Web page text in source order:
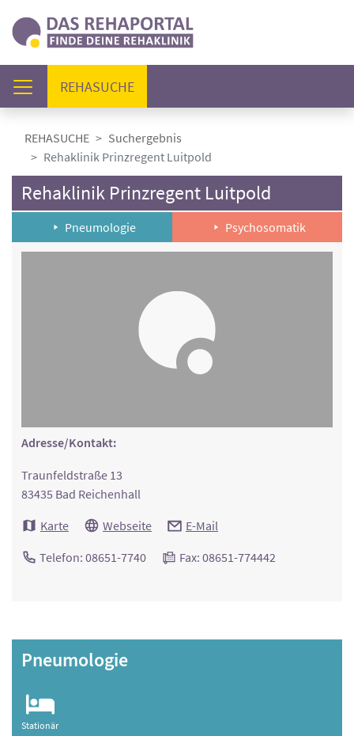
REHASUCHE(AKTUELL)
REHASUCHE
Suchergebnis
Rehaklinik Prinzregent Luitpold
Rehaklinik Prinzregent Luitpold
Pneumologie Psychosomatik
Adresse/Kontakt:
Traunfeldstraße 13
83435 Bad Reichenhall
Karte
Webseite E-Mail
Telefon: 08651-7740 Fax: 08651-774442
Pneumologie
Stationär